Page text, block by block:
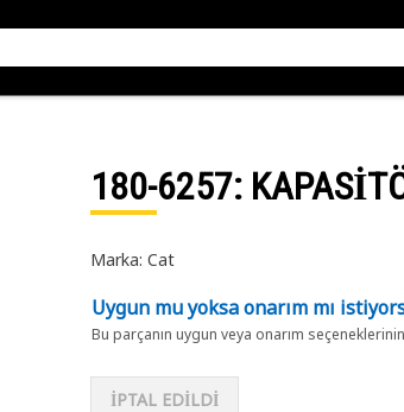
180-6257:
Marka: Cat
Uygun mu yoksa onarım mı
Bu parçanın uygun veya onarım
İPTAL EDİLDİ